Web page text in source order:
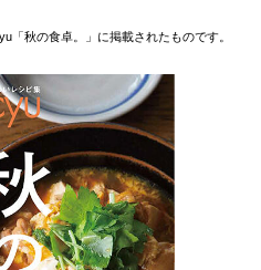
「秋の食卓。」に掲載されたものです。